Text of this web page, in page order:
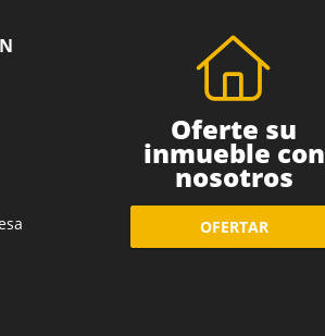
Oferte su
inmueble con
nosotros
OFERTAR